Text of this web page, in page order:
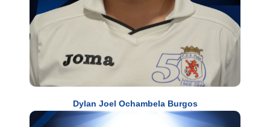
Dylan Joel Ochambela Burgos